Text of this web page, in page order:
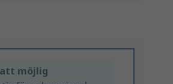
möjlig